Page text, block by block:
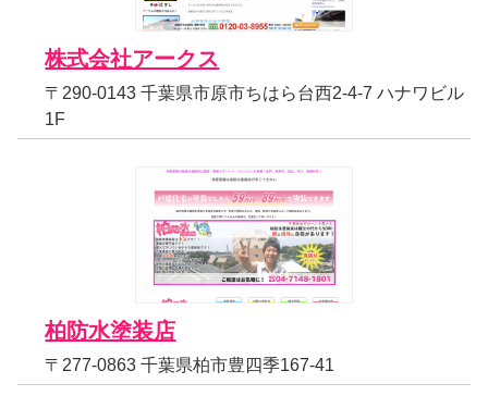
株式会社アークス
〒290-0143 千葉県市原市ちはら台西2-4-7 ハナワビル
1F
柏防水塗装店
〒277-0863 千葉県柏市豊四季167-41